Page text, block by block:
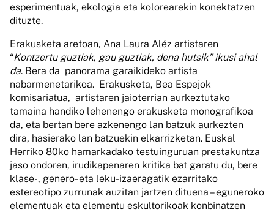
esperimentuak, ekologia eta kolorearekin konektatzen
dituzte.
Erakusketa aretoan, Ana Laura Aléz artistaren
“Kontzertu guztiak, gau guztiak, dena hutsik” ikusi ahal
da. Bera da panorama garaikideko artista
nabarmenetarikoa. Erakusketa, Bea Espejok
komisariatua, artistaren jaioterrian aurkeztutako
tamaina handiko lehenengo erakusketa monografikoa
da, eta bertan bere azkenengo lan batzuk aurkezten
dira, hasierako lan batzuekin elkarrizketan. Euskal
Herriko 80ko hamarkadako testuinguruan prestakuntza
jaso ondoren, irudikapenaren kritika bat garatu du, bere
klase-, genero- eta leku-izaeragatik ezarritako
estereotipo zurrunak auzitan jartzen dituena – eguneroko
elementuak eta elementu eskultorikoak konbinatzen